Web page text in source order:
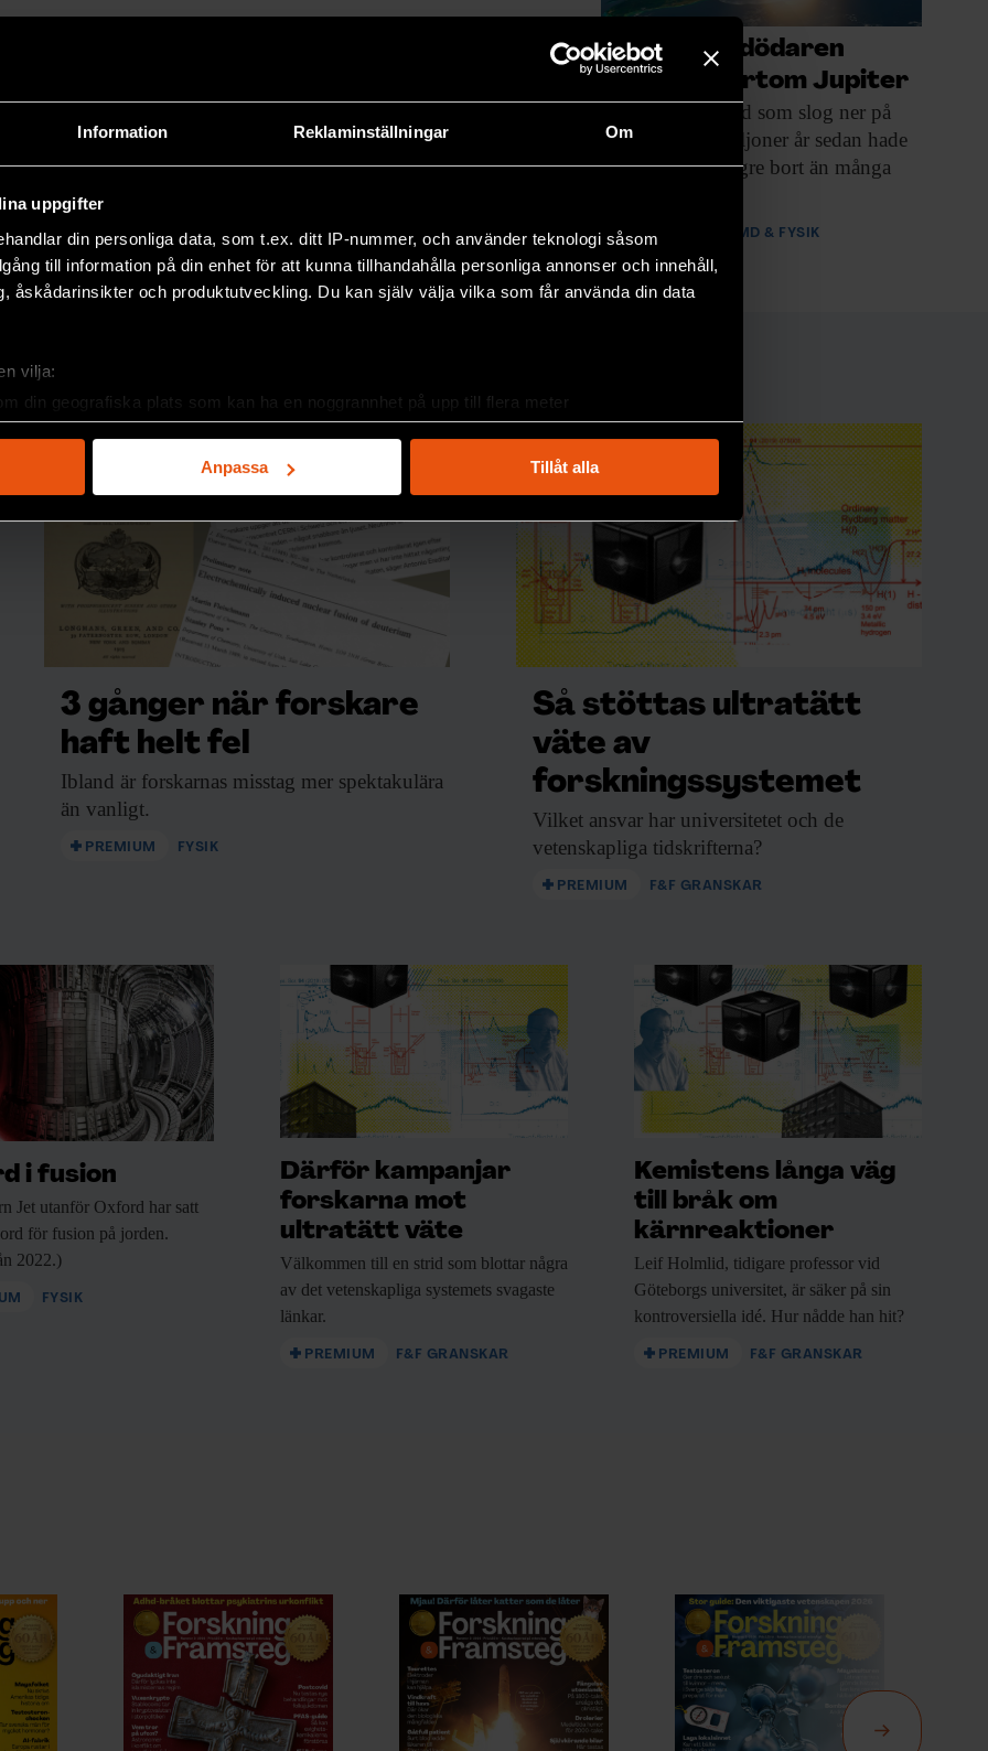
Information Reklaminställningar Om
uppgifter
din personliga data, som t.ex. ditt IP-nummer, och använder teknologi såsom
till information på din enhet för att kunna tillhandahålla personliga annonser och innehåll,
åskådarinsikter och produktutveckling. Du kan själv välja vilka som får använda din data
vilja:
din geografiska plats som kan ha en noggrannhet på upp till flera meter
att aktivt skanna den för specifika kännetecken (fingeravtryck)
uppgifter behandlas och ställ in dina preferenser i
detaljsektionen. Du kan ändra
för att anpassa innehållet och annonserna till användarna, tillhandahålla funktioner för
vår trafik. Vi vidarebefordrar även sådana identifierare och annan information från din enhet
och analysföretag som vi samarbetar med. Dessa kan i sin tur kombinera informationen
har tillhandahållit eller som de har samlat in när du har använt deras tjänster.
Anpassa Tillåt alla
Didymos B i bilden) i en hastighet av sex
satellitkamera i närheten av
direktsändning här:
Defense Coordination
Rymdorganisationen, ESA,
och klassificera asteroider
samt understödja
med jorden.
omfattande skada på global
att krocka med jorden de
under människans
Tunguskafloden i Ryssland. En
motsvarande en
marken och många människor
Dinosauriedödaren
bildades bortom Jupiter
Den stora asteroid som slog ner på
jorden för 66 miljoner år sedan hade
sitt ursprung längre bort än många
PREMIUM RYMD & FYSIK
3 gånger när forskare
haft helt fel
Ibland är forskarnas misstag mer spektakulära
än vanligt.
PREMIUM FYSIK
Så stöttas ultratätt
väte av
forskningssystemet
Vilket ansvar har universitetet och de
vetenskapliga tidskrifterna?
PREMIUM F&F GRANSKAR
i fusion
Jet utanför Oxford har satt
för fusion på jorden.
2022.)
FYSIK
Därför kampanjar
forskarna mot
ultratätt väte
Välkommen till en strid som blottar några
av det vetenskapliga systemets svagaste
länkar.
PREMIUM F&F GRANSKAR
Kemistens långa väg
till bråk om
kärnreaktioner
Leif Holmlid, tidigare professor vid
Göteborgs universitet, är säker på sin
kontroversiella idé. Hur nådde han hit?
PREMIUM F&F GRANSKAR